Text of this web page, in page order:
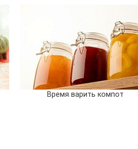
Время варить компот